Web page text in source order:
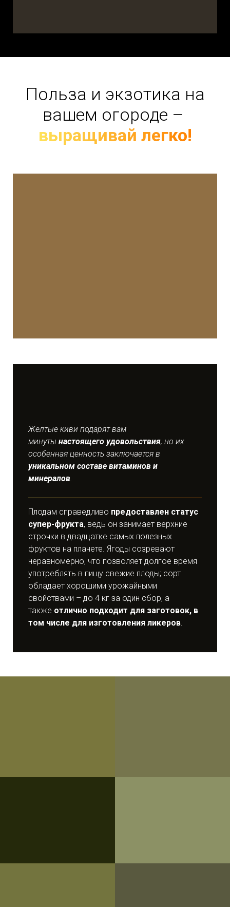
Польза и экзотика на
вашем огороде –
выращивай легко!
Желтые киви подарят вам
минуты настоящего удовольствия, но их
особенная ценность заключается в
уникальном составе витаминов и
минералов.
Плодам справедливо предоставлен статус
супер-фрукта, ведь он занимает верхние
строчки в двадцатке самых полезных
фруктов на планете. Ягоды созревают
неравномерно, что позволяет долгое время
употреблять в пищу свежие плоды; сорт
обладает хорошими урожайными
свойствами – до 4 кг за один сбор, а
также отлично подходит для заготовок, в
том числе для изготовления ликеров.